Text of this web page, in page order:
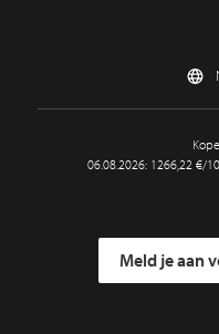
06.08.2026: 1266,22 €/
Meld je aan